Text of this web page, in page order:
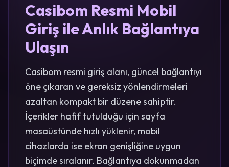
Casibom Resmi Mobil
Giriş ile Anlık Bağlantıya
Ulaşın
Casibom resmi giriş alanı, güncel bağlantıyı
öne çıkaran ve gereksiz yönlendirmeleri
azaltan kompakt bir düzene sahiptir.
İçerikler hafif tutulduğu için sayfa
masaüstünde hızlı yüklenir, mobil
cihazlarda ise ekran genişliğine uygun
biçimde sıralanır. Bağlantıya dokunmadan